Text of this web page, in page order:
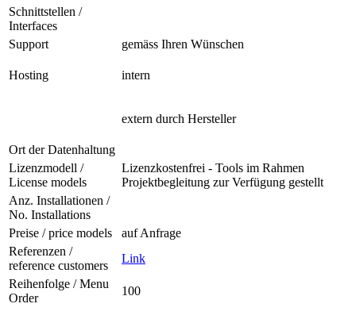
Schnittstellen /
Interfaces
Support
gemäss Ihren Wünschen
Hosting intern
extern durch Hersteller
Ort der Datenhaltung
Lizenzmodell /
License models
Lizenzkostenfrei - Tools im Rahmen
Projektbegleitung zur Verfügung gestellt
Anz. Installationen /
No. Installations
Preise / price models
auf Anfrage
Referenzen /
reference customers
Link
Reihenfolge / Menu
Order
100